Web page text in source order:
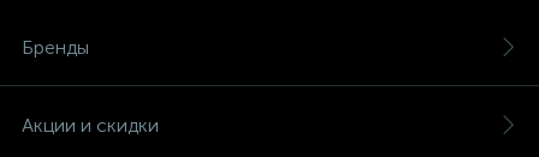
Бренды
Акции и скидки